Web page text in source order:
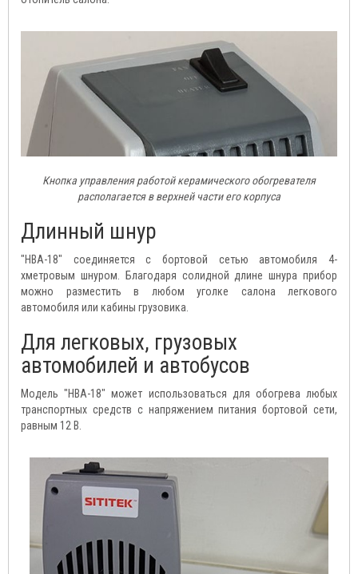
Кнопка управления работой керамического обогревателя
располагается в верхней части его корпуса
Длинный шнур
"HBA-18" соединяется с бортовой сетью автомобиля 4-
хметровым шнуром. Благодаря солидной длине шнура прибор
можно разместить в любом уголке салона легкового
автомобиля или кабины грузовика.
Для легковых, грузовых
автомобилей и автобусов
Модель "HBA-18" может использоваться для обогрева любых
транспортных средств с напряжением питания бортовой сети,
равным 12 В.